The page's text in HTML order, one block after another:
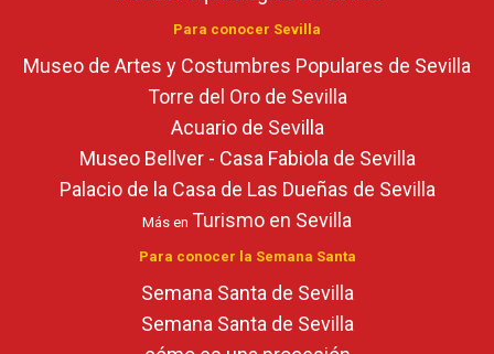
Para conocer Sevilla
Museo de Artes y Costumbres Populares de Sevilla
Torre del Oro de Sevilla
Acuario de Sevilla
Museo Bellver - Casa Fabiola de Sevilla
Palacio de la Casa de Las Dueñas de Sevilla
Más en Turismo en Sevilla
Para conocer la Semana Santa
Semana Santa de Sevilla
Semana Santa de Sevilla